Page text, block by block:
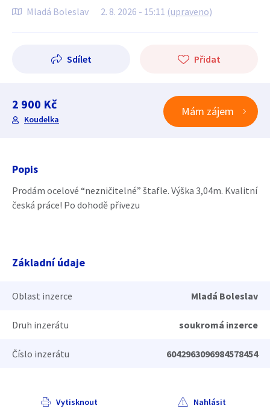
Mladá Boleslav 2. 8. 2026 - 15:11 (upraveno)
Sdílet Přidat
2 900 Kč
Koudelka
Mám zájem
Popis
Prodám ocelové “nezničitelné” štafle. Výška 3,04m. Kvalitní
česká práce! Po dohodě přivezu
Základní údaje
Oblast inzerce Mladá Boleslav
Druh inzerátu soukromá inzerce
Číslo inzerátu 6042963096984578454
Vytisknout Nahlásit